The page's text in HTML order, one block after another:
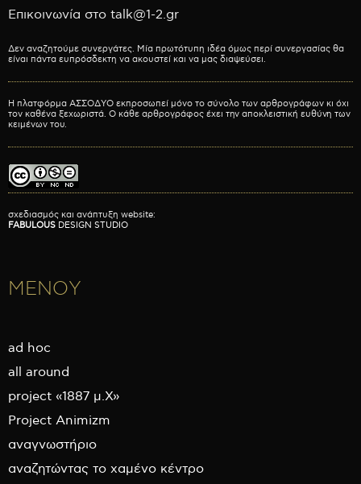
Επικοινωνία στο talk@1-2.gr
Δεν αναζητούμε συνεργάτες. Μία πρωτότυπη ιδέα όμως περί συνεργασίας θα
είναι πάντα ευπρόσδεκτη να ακουστεί και να μας διαψεύσει.
Η πλατφόρμα ΑΣΣΟΔΥΟ εκπροσωπεί μόνο το σύνολο των αρθρογράφων κι όχι
τον καθένα ξεχωριστά. Ο κάθε αρθρογράφος έχει την αποκλειστική ευθύνη των
κειμένων του.
σχεδιασμός και ανάπτυξη website:
FABULOUS DESIGN STUDIO
ΜΕΝΟΥ
ad hoc
all around
project «1887 μ.Χ»
Project Animizm
αναγνωστήριο
αναζητώντας το χαμένο κέντρο